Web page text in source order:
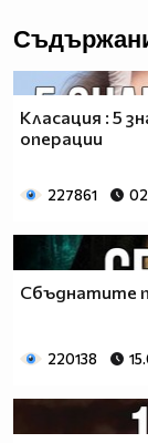
Класация : 5
операции
227861
Сбъднатите
220138